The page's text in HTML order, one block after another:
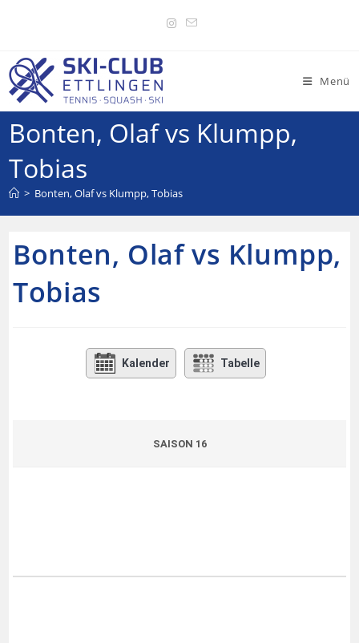
Menü
Bonten, Olaf vs Klumpp,
Tobias
> Bonten, Olaf vs Klumpp, Tobias
Bonten, Olaf vs Klumpp,
Tobias
Kalender Tabelle
SAISON 16